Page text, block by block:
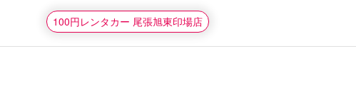
100円レンタカー 尾張旭東印場店